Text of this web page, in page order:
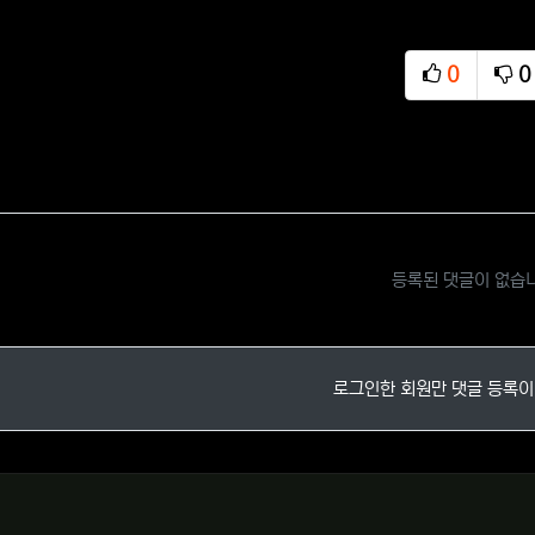
0
추천
0
비
등록된 댓글이 없습
로그인한 회원만 댓글 등록